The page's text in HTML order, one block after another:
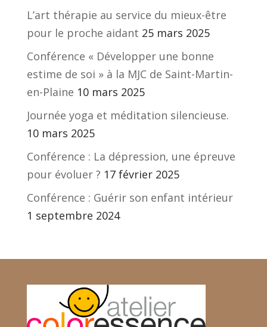
L’art thérapie au service du mieux-être
pour le proche aidant 25 mars 2025
Conférence « Développer une bonne
estime de soi » à la MJC de Saint-Martin-
en-Plaine 10 mars 2025
Journée yoga et méditation silencieuse.
10 mars 2025
Conférence : La dépression, une épreuve
pour évoluer ? 17 février 2025
Conférence : Guérir son enfant intérieur
1 septembre 2024